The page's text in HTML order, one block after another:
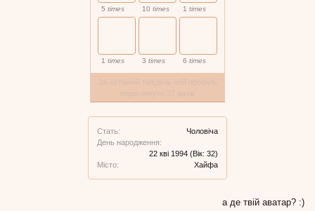
5 times 10 times 1 times
1 times 3 times 6 times
Стать:
Чоловіча
День народження:
22 кві 1994 (Вік: 32)
Місто:
Хайфа
а де твій аватар? :)